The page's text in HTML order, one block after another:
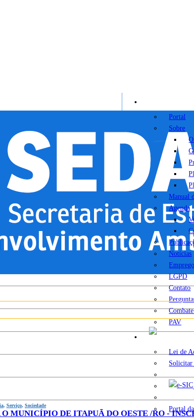
Portal
Sobre
Manual
Agenda
Notícias
LGPD
Contato
PAV
Lei de
Portal
, Serviço, Sociedade
MUNICÍPIO DE ITAPUÃ DO OESTE /RO -